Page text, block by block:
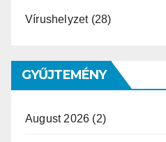
Vírushelyzet(28)
GYŰJTEMÉNY
August 2026 (2)